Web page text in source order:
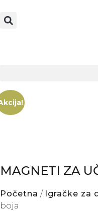
MAGNETI ZA
Početna / Igračke za
boja